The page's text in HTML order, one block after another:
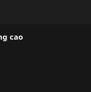
cao